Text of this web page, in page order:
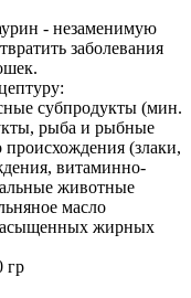
- незаменимую
заболевания
субпродукты (мин.
рыба и рыбные
(злаки,
витаминно-
животные
масло
жирных
гр